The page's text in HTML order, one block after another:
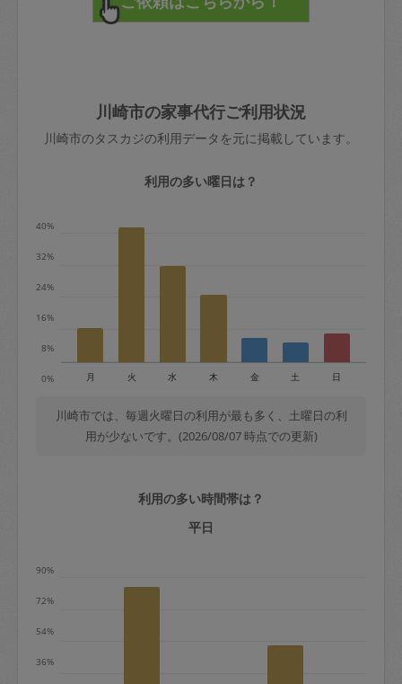
72時間前〜24時間前＝依頼料金の50%
依頼者不在による当日キャンセル＝依頼
金額の100%＋交通費全額
※例：依頼日時／土曜日午前9時開始の場
金曜日9時～土曜日8時まで＝依頼金額の
土曜日8時〜実施時間＝依頼金額の100%
＋交通費全額
依頼者不在による当日キャンセル＝依頼
金額の100%＋交通費全額
定期契約をキャンセルする場合、毎週定
期は月2回まで隔週定期は月1回までキャ
その後、一番気に入ったタスカジさんに
不在時に部屋に入るためにタスカジさん
きた場合は損害保険の対象外となるので
ご注意ください。
れて依頼者の責任の元管理するよう心掛
けてください。
玉、など
あわせてこちらも参照ください：初めて
はありますか？
川崎市の家事代行ご利用状況
川崎市のタスカジの利用データを元に掲載しています。
利用の多い曜日は？
0%
8%
16%
24%
32%
40%
月 火 水 木 金 土 日
川崎市では、毎週火曜日の利用が最も多く、土曜日の利
用が少ないです。(2026/08/07 時点での更新)
利用の多い時間帯は？
平日
36%
54%
72%
90%